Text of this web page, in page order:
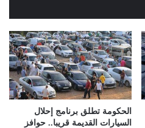
الحكومة تطلق برنامج إحلال
السيارات القديمة قريبا.. حوافز